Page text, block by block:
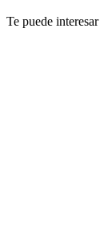
Te puede interesar